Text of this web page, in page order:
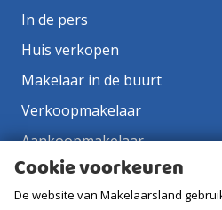
In de pers
Huis verkopen
Makelaar in de buurt
Verkoopmakelaar
Aankoopmakelaar
Contact
Vacatures
Cookie voorkeuren
De website van Makelaarsland